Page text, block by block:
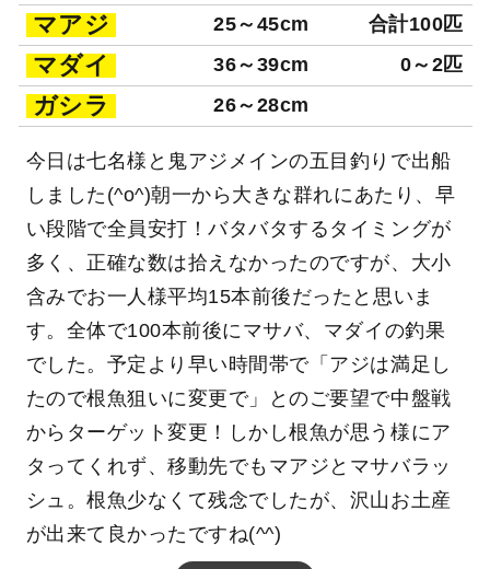
マアジ 25～45cm 合計100匹
マダイ 36～39cm 0～2匹
ガシラ 26～28cm
今日は七名様と鬼アジメインの五目釣りで出船
しました(^o^)朝一から大きな群れにあたり、早
い段階で全員安打！バタバタするタイミングが
多く、正確な数は拾えなかったのですが、大小
含みでお一人様平均15本前後だったと思いま
す。全体で100本前後にマサバ、マダイの釣果
でした。予定より早い時間帯で「アジは満足し
たので根魚狙いに変更で」とのご要望で中盤戦
からターゲット変更！しかし根魚が思う様にア
タってくれず、移動先でもマアジとマサバラッ
シュ。根魚少なくて残念でしたが、沢山お土産
が出来て良かったですね(^^)